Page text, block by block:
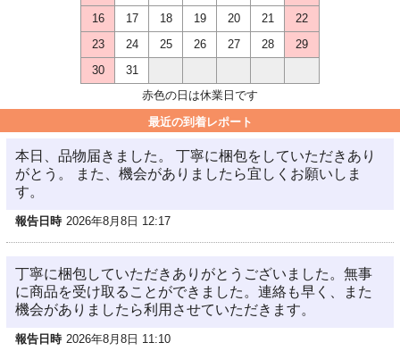
16
17 18 19 20 21
22
23
24 25 26 27 28
29
30
31
赤色の日は休業日です
最近の到着レポート
本日、品物届きました。 丁寧に梱包をしていただきあり
がとう。 また、機会がありましたら宜しくお願いしま
す。
報告日時 2026年8月8日 12:17
丁寧に梱包していただきありがとうございました。無事
に商品を受け取ることができました。連絡も早く、また
機会がありましたら利用させていただきます。
報告日時 2026年8月8日 11:10